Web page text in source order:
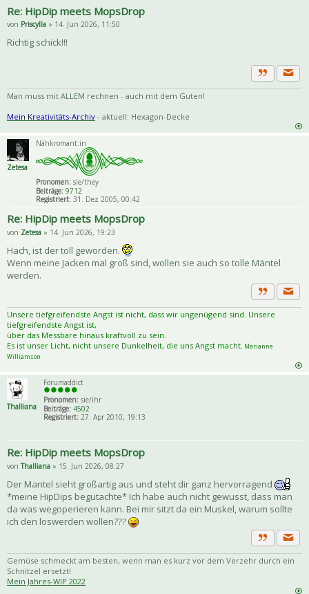
Re: HipDip meets MopsDrop
von Priscylla » 14. Jun 2026, 11:50
Richtig schick!!!
Zitat
Man muss mit ALLEM rechnen - auch mit dem Guten!
Mein Kreativitäts-Archiv - aktuell: Hexagon-Decke
Zetesa
Nähkromant:in
Pronomen: sie/they
Beiträge: 9712
Registriert: 31. Dez 2005, 00:42
Re: HipDip meets MopsDrop
von Zetesa » 14. Jun 2026, 19:23
Hach, ist der toll geworden.
Wenn meine Jacken mal groß sind, wollen sie auch so tolle Mäntel
werden.
Zitat
Unsere tiefgreifendste Angst ist nicht, dass wir ungenügend sind. Unsere
tiefgreifendste Angst ist,
über das Messbare hinaus kraftvoll zu sein.
Es ist unser Licht, nicht unsere Dunkelheit, die uns Angst macht. Marianne
Williamson
Thalliana
Forumaddict
Pronomen: sie/ihr
Beiträge: 4502
Registriert: 27. Apr 2010, 19:13
Re: HipDip meets MopsDrop
von Thalliana » 15. Jun 2026, 08:27
Der Mantel sieht großartig aus und steht dir ganz hervorragend
*meine HipDips begutachte* Ich habe auch nicht gewusst, dass man
da was wegoperieren kann. Bei mir sitzt da ein Muskel, warum sollte
ich den loswerden wollen???
Zitat
Gemüse schmeckt am besten, wenn man es kurz vor dem Verzehr durch ein
Schnitzel ersetzt!
Mein Jahres-WIP 2022